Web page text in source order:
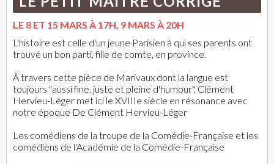
LE 8 ET 15 MARS À 17H, 9 MARS À 20H
L'histoire est celle d'un jeune Parisien à qui ses parents ont
trouvé un bon parti, fille de comte, en province.
À travers cette pièce de Marivaux dont la langue est
toujours "aussi fine, juste et pleine d'humour", Clément
Hervieu-Léger met ici le XVIIIe siècle en résonance avec
notre époque De Clément Hervieu-Léger
Les comédiens de la troupe de la Comédie-Française et les
comédiens de l'Académie de la Comédie-Française